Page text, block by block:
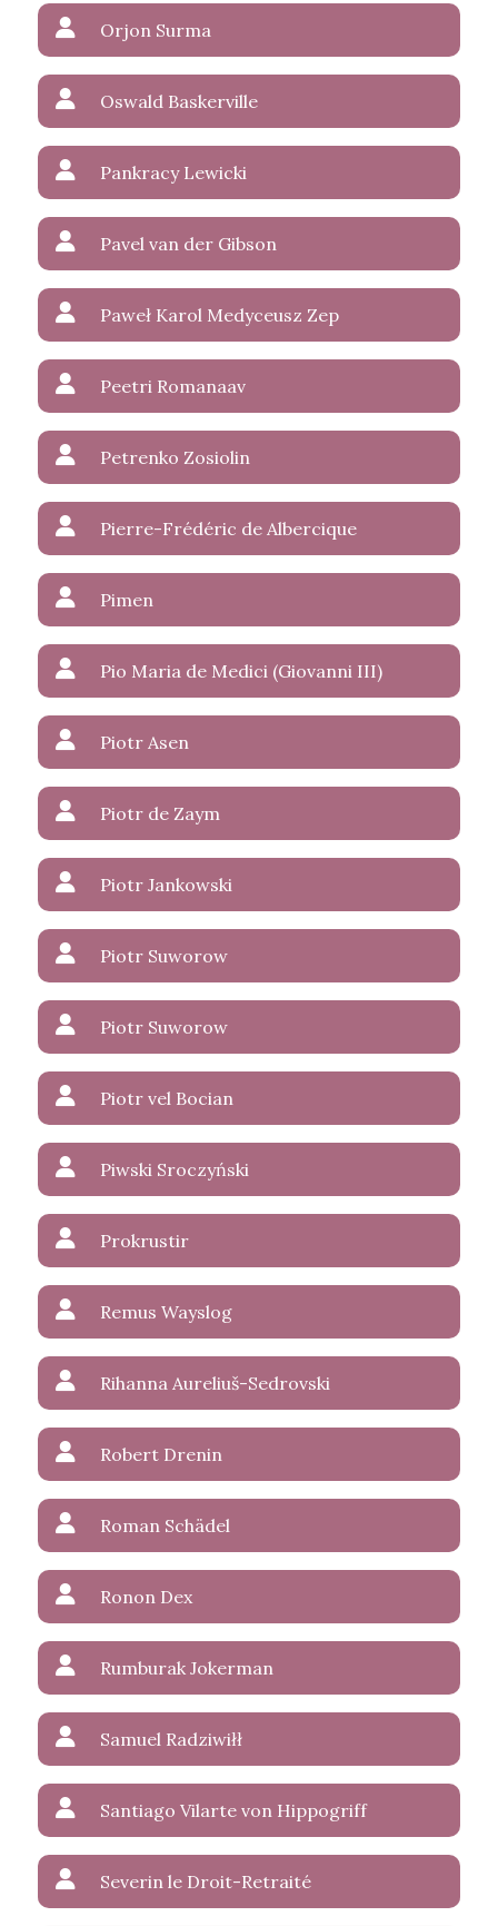
Orjon Surma
Oswald Baskerville
Pankracy Lewicki
Pavel van der Gibson
Paweł Karol Medyceusz Zep
Peetri Romanaav
Petrenko Zosiolin
Pierre-Frédéric de Albercique
Pimen
Pio Maria de Medici (Giovanni III)
Piotr Asen
Piotr de Zaym
Piotr Jankowski
Piotr Suworow
Piotr Suworow
Piotr vel Bocian
Piwski Sroczyński
Prokrustir
Remus Wayslog
Rihanna Aureliuš-Sedrovski
Robert Drenin
Roman Schädel
Ronon Dex
Rumburak Jokerman
Samuel Radziwiłł
Santiago Vilarte von Hippogriff
Severin le Droit-Retraité